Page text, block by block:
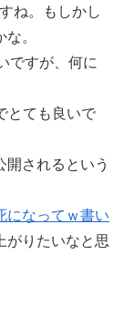
ね。もしかし
。
ですが、何に
とても良いで
開されるという
になってｗ書い
がりたいなと思